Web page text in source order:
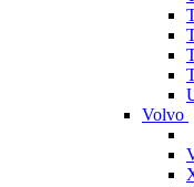
Volvo